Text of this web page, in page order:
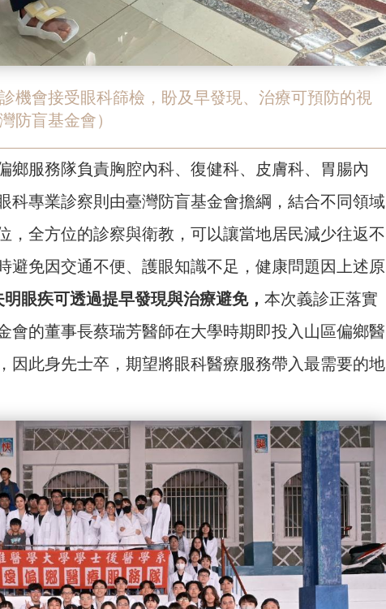
機會接受眼科篩檢，盼及早發現、治療可預防的視
防盲基金會）
鄉服務隊負責胸腔內科、復健科、皮膚科、胃腸內
專業診察則由臺灣防盲基金會擔綱，結合不同領域
，全方位的診察與衛教，可以讓當地居民減少往返不
避免因交通不便、護眼知識不足，健康問題因上述原
眼疾可透過提早發現與治療避免， 本次義診正落實
會的董事長蔡瑞芳醫師在大學時期即投入山區偏鄉醫
因此身先士卒，期望將眼科醫療服務帶入最需要的地